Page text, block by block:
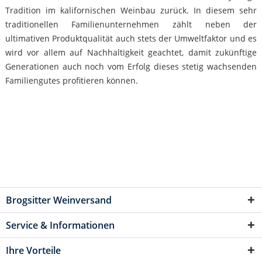
Tradition im kalifornischen Weinbau zurück. In diesem sehr
traditionellen Familienunternehmen zählt neben der
ultimativen Produktqualität auch stets der Umweltfaktor und es
wird vor allem auf Nachhaltigkeit geachtet, damit zukünftige
Generationen auch noch vom Erfolg dieses stetig wachsenden
Familiengutes profitieren können.
Brogsitter Weinversand
Service & Informationen
Ihre Vorteile